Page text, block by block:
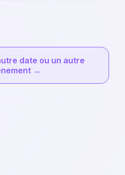
date ou un autre
→